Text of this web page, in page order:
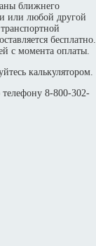
ближнего
или любой другой
бесплатно.
с момента оплаты.
калькулятором.
8-800-302-